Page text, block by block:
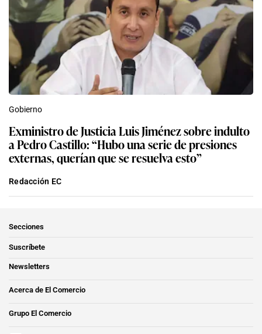
Gobierno
Exministro de Justicia Luis Jiménez sobre indulto
a Pedro Castillo: “Hubo una serie de presiones
externas, querían que se resuelva esto”
Redacción EC
Secciones
Suscríbete
Newsletters
Acerca de El Comercio
Grupo El Comercio